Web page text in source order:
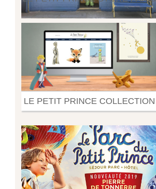
LE PETIT PRINCE COLLECTION